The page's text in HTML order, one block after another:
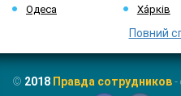
Одеса
Ха́рків
Повний
© 2018 Правда сотрудников-